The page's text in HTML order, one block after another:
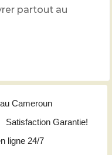
partout au
Cameroun
Satisfaction Garantie!
ligne 24/7